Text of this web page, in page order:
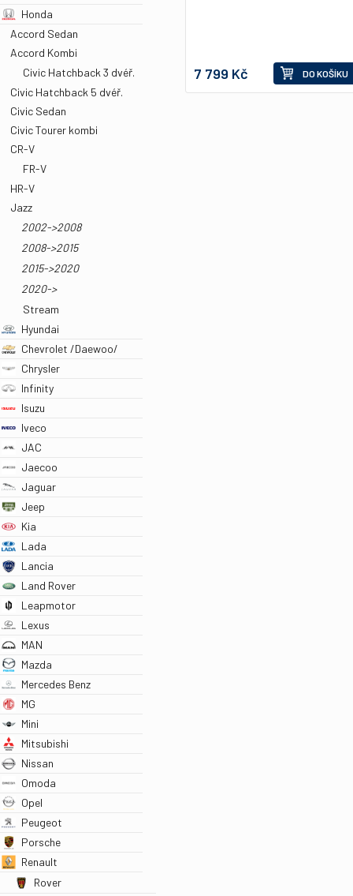
Honda
Accord Sedan
Accord Kombi
Civic Hatchback 3 dvéř.
Civic Hatchback 5 dvéř.
Civic Sedan
Civic Tourer kombi
CR-V
FR-V
HR-V
Jazz
2002->2008
2008->2015
2015->2020
2020->
Stream
Hyundai
Chevrolet /Daewoo/
Chrysler
Infinity
Isuzu
Iveco
JAC
Jaecoo
Jaguar
Jeep
Kia
Lada
Lancia
Land Rover
Leapmotor
Lexus
MAN
Mazda
Mercedes Benz
MG
Mini
Mitsubishi
Nissan
Omoda
Opel
Peugeot
Porsche
Renault
Rover
7 799 Kč DO KOŠÍKU